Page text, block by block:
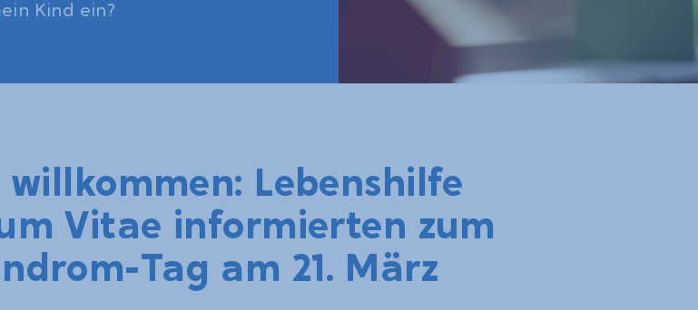
Kind ein?
Lebenshilfe
Vitae informierten zum
Tag am 21. März